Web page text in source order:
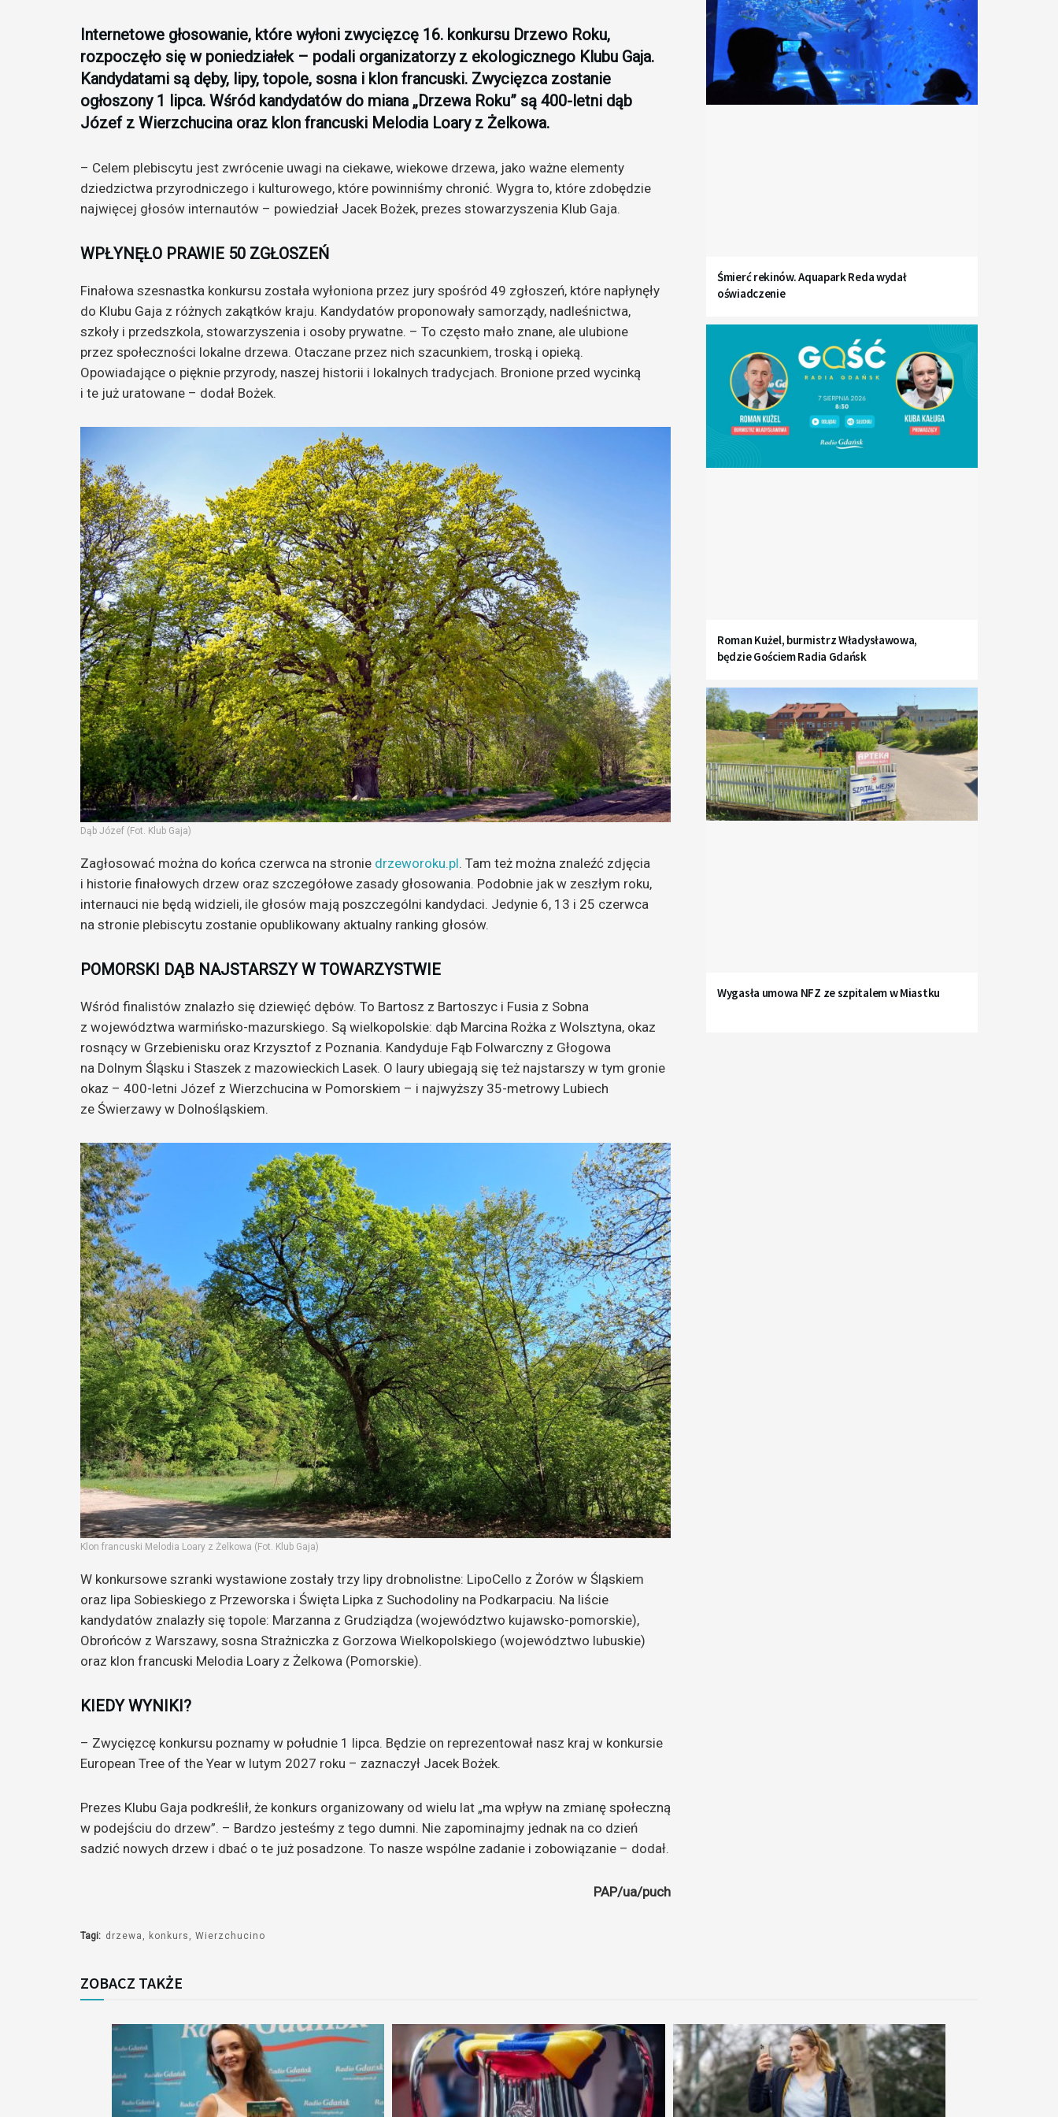
Internetowe głosowanie, które wyłoni zwycięzcę 16. konkursu Drzewo Roku,
rozpoczęło się w poniedziałek – podali organizatorzy z ekologicznego Klubu Gaja.
Kandydatami są dęby, lipy, topole, sosna i klon francuski. Zwycięzca zostanie
ogłoszony 1 lipca. Wśród kandydatów do miana „Drzewa Roku” są 400-letni dąb
Józef z Wierzchucina oraz klon francuski Melodia Loary z Żelkowa.
– Celem plebiscytu jest zwrócenie uwagi na ciekawe, wiekowe drzewa, jako ważne elementy
dziedzictwa przyrodniczego i kulturowego, które powinniśmy chronić. Wygra to, które zdobędzie
najwięcej głosów internautów – powiedział Jacek Bożek, prezes stowarzyszenia Klub Gaja.
WPŁYNĘŁO PRAWIE 50 ZGŁOSZEŃ
Finałowa szesnastka konkursu została wyłoniona przez jury spośród 49 zgłoszeń, które napłynęły
do Klubu Gaja z różnych zakątków kraju. Kandydatów proponowały samorządy, nadleśnictwa,
szkoły i przedszkola, stowarzyszenia i osoby prywatne. – To często mało znane, ale ulubione
przez społeczności lokalne drzewa. Otaczane przez nich szacunkiem, troską i opieką.
Opowiadające o pięknie przyrody, naszej historii i lokalnych tradycjach. Bronione przed wycinką
i te już uratowane – dodał Bożek.
Dąb Józef (Fot. Klub Gaja)
Zagłosować można do końca czerwca na stronie drzeworoku.pl. Tam też można znaleźć zdjęcia
i historie finałowych drzew oraz szczegółowe zasady głosowania. Podobnie jak w zeszłym roku,
internauci nie będą widzieli, ile głosów mają poszczególni kandydaci. Jedynie 6, 13 i 25 czerwca
na stronie plebiscytu zostanie opublikowany aktualny ranking głosów.
POMORSKI DĄB NAJSTARSZY W TOWARZYSTWIE
Wśród finalistów znalazło się dziewięć dębów. To Bartosz z Bartoszyc i Fusia z Sobna
z województwa warmińsko-mazurskiego. Są wielkopolskie: dąb Marcina Rożka z Wolsztyna, okaz
rosnący w Grzebienisku oraz Krzysztof z Poznania. Kandyduje Fąb Folwarczny z Głogowa
na Dolnym Śląsku i Staszek z mazowieckich Lasek. O laury ubiegają się też najstarszy w tym gronie
okaz – 400-letni Józef z Wierzchucina w Pomorskiem – i najwyższy 35-metrowy Lubiech
ze Świerzawy w Dolnośląskiem.
Klon francuski Melodia Loary z Żelkowa (Fot. Klub Gaja)
W konkursowe szranki wystawione zostały trzy lipy drobnolistne: LipoCello z Żorów w Śląskiem
oraz lipa Sobieskiego z Przeworska i Święta Lipka z Suchodoliny na Podkarpaciu. Na liście
kandydatów znalazły się topole: Marzanna z Grudziądza (województwo kujawsko-pomorskie),
Obrońców z Warszawy, sosna Strażniczka z Gorzowa Wielkopolskiego (województwo lubuskie)
oraz klon francuski Melodia Loary z Żelkowa (Pomorskie).
KIEDY WYNIKI?
– Zwycięzcę konkursu poznamy w południe 1 lipca. Będzie on reprezentował nasz kraj w konkursie
European Tree of the Year w lutym 2027 roku – zaznaczył Jacek Bożek.
Prezes Klubu Gaja podkreślił, że konkurs organizowany od wielu lat „ma wpływ na zmianę społeczną
w podejściu do drzew”. – Bardzo jesteśmy z tego dumni. Nie zapominajmy jednak na co dzień
sadzić nowych drzew i dbać o te już posadzone. To nasze wspólne zadanie i zobowiązanie – dodał.
PAP/ua/puch
Tagi: drzewa konkurs Wierzchucino
Śmierć rekinów. Aquapark Reda wydał
oświadczenie
Roman Kużel, burmistrz Władysławowa,
będzie Gościem Radia Gdańsk
Wygasła umowa NFZ ze szpitalem w Miastku
ZOBACZ TAKŻE